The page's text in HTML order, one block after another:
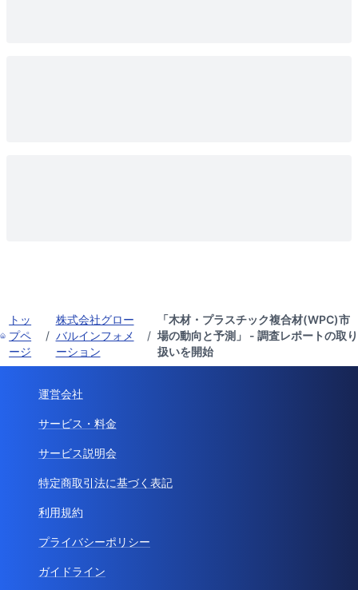
トッ
プペ
ージ
/
株式会社グロー
バルインフォメ
ーション
/
「木材・プラスチック複合材(WPC)市
場の動向と予測」 - 調査レポートの取り
扱いを開始
運営会社
サービス・料金
サービス説明会
特定商取引法に基づく表記
利用規約
プライバシーポリシー
ガイドライン